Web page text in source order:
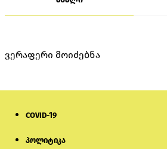
ვერაფერი მოიძებნა
COVID-19
პოლიტიკა